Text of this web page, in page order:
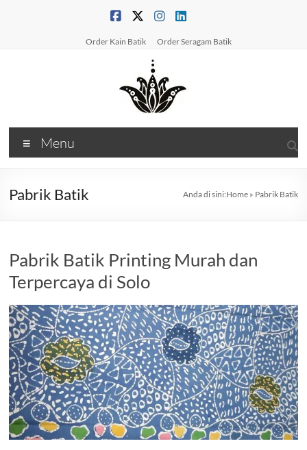
Order Kain Batik Order Seragam Batik
PabrikBatikPrinting
Produsen
&
&
Seragam
Batik
Berkualitas
Menu
Pabrik Batik Anda di sini:Home» Pabrik Batik
Pabrik Batik Printing Murah dan
Terpercaya di Solo